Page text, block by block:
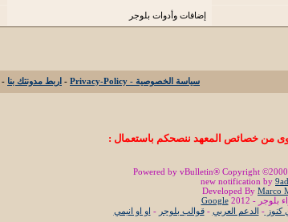
إضافات وأدوات بلوجر
سياسة الخصوصية - Privacy-Policy - اربط مدونتك بنا -
من خصائص المعهد ننصحكم باستعمال :
Powered by vBulletin® Copyright
new notification by
Developed By Marco
- 2012
Google
كنوز- الدعم العربي -قوالب بلوجر - او او انيمي